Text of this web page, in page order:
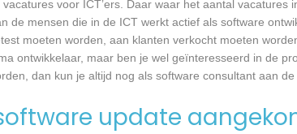
voor ICT’ers. Daar waar het aantal vacatures
mensen die in de ICT werkt actief als software
moeten worden, aan klanten verkocht moeten
ontwikkelaar, maar ben je wel geïnteresseerd in de
dan kun je altijd nog als software consultant aan de
update